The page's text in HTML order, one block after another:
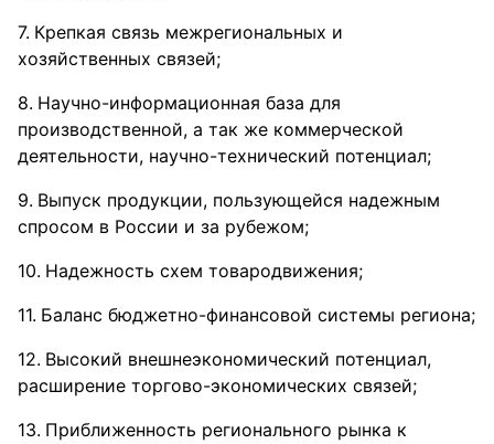
Крепкая связь межрегиональных и
хозяйственных связей;
Научно-информационная база для
производственной, а так же коммерческой
деятельности, научно-технический потенциал;
Выпуск продукции, пользующейся надежным
спросом в России и за рубежом;
Надежность схем товародвижения;
Баланс бюджетно-финансовой системы региона;
Высокий внешнеэкономический потенциал,
расширение торгово-экономических связей;
Приближенность регионального рынка к